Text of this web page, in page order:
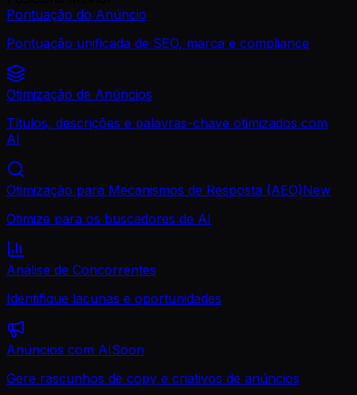
Pontuação do Anúncio
Pontuação unificada de SEO, marca e compliance
Otimização de Anúncios
Títulos, descrições e palavras-chave otimizados com
AI
Otimização para Mecanismos de Resposta (AEO)New
Otimize para os buscadores de AI
Análise de Concorrentes
Identifique lacunas e oportunidades
Anúncios com AISoon
Gere rascunhos de copy e criativos de anúncios